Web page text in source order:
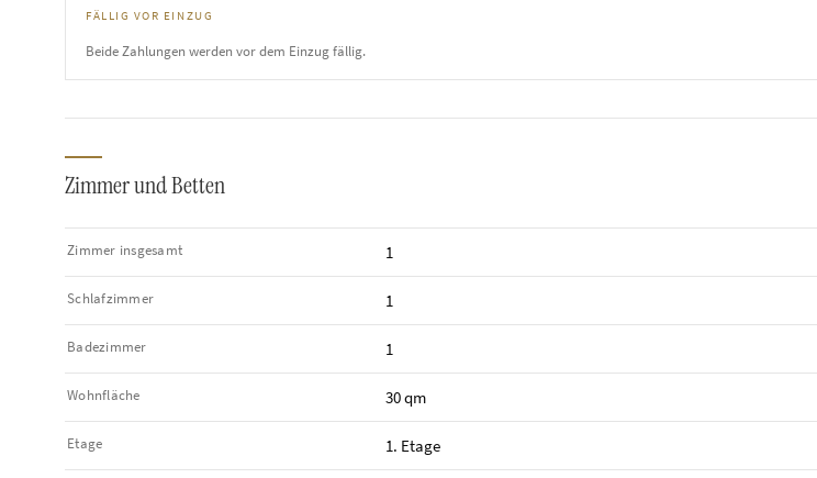
FÄLLIG VOR EINZUG
Beide Zahlungen werden vor dem Einzug fällig.
Zimmer und Betten
Zimmer insgesamt 1
Schlafzimmer 1
Badezimmer 1
Wohnfläche 30 qm
Etage 1. Etage